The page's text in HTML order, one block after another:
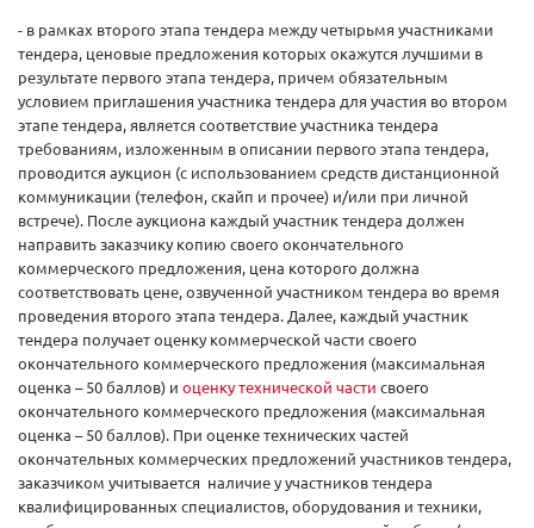
- в рамках второго этапа тендера между четырьмя участниками
тендера, ценовые предложения которых окажутся лучшими в
результате первого этапа тендера, причем обязательным
условием приглашения участника тендера для участия во втором
этапе тендера, является соответствие участника тендера
требованиям, изложенным в описании первого этапа тендера,
проводится аукцион (с использованием средств дистанционной
коммуникации (телефон, скайп и прочее) и/или при личной
встрече). После аукциона каждый участник тендера должен
направить заказчику копию своего окончательного
коммерческого предложения, цена которого должна
соответствовать цене, озвученной участником тендера во время
проведения второго этапа тендера. Далее, каждый участник
тендера получает оценку коммерческой части своего
окончательного коммерческого предложения (максимальная
оценка – 50 баллов) и оценку технической части своего
окончательного коммерческого предложения (максимальная
оценка – 50 баллов). При оценке технических частей
окончательных коммерческих предложений участников тендера,
заказчиком учитывается наличие у участников тендера
квалифицированных специалистов, оборудования и техники,